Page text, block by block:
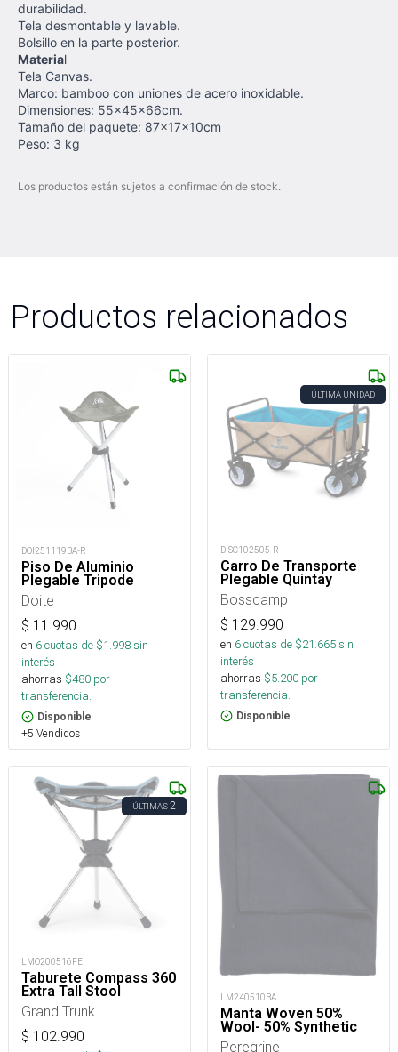
durabilidad.
Tela desmontable y lavable.
Bolsillo en la parte posterior.
Material
Tela Canvas.
Marco: bamboo con uniones de acero inoxidable.
Dimensiones: 55x45x66cm.
Tamaño del paquete: 87x17x10cm
Peso: 3 kg
Los productos están sujetos a confirmación de stock.
Productos relacionados
DOI251119BA-R
Piso De Aluminio
Plegable Tripode
Doite
$ 11.990
en 6cuotas de $1.998sin
interés
ahorras $480 por
transferencia.
Disponible
+5 Vendidos
ÚLTIMA UNIDAD
DISC102505-R
Carro De Transporte
Plegable Quintay
Bosscamp
$ 129.990
en 6cuotas de $21.665sin
interés
ahorras $5.200 por
transferencia.
Disponible
ÚLTIMAS2
LMO200516FE
Taburete Compass 360
Extra Tall Stool
Grand Trunk
$ 102.990
LM240510BA
Manta Woven 50%
Wool- 50% Synthetic
Peregrine